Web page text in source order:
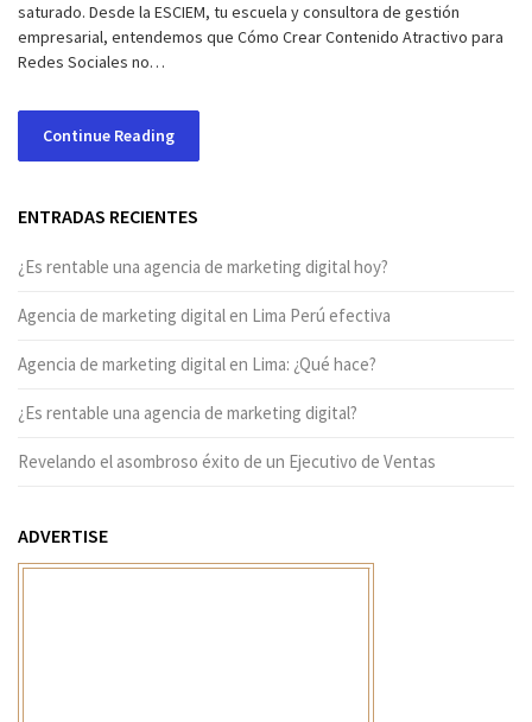
saturado. Desde la ESCIEM, tu escuela y consultora de gestión
empresarial, entendemos que Cómo Crear Contenido Atractivo para
Redes Sociales no…
Continue Reading
ENTRADAS RECIENTES
¿Es rentable una agencia de marketing digital hoy?
Agencia de marketing digital en Lima Perú efectiva
Agencia de marketing digital en Lima: ¿Qué hace?
¿Es rentable una agencia de marketing digital?
Revelando el asombroso éxito de un Ejecutivo de Ventas
ADVERTISE